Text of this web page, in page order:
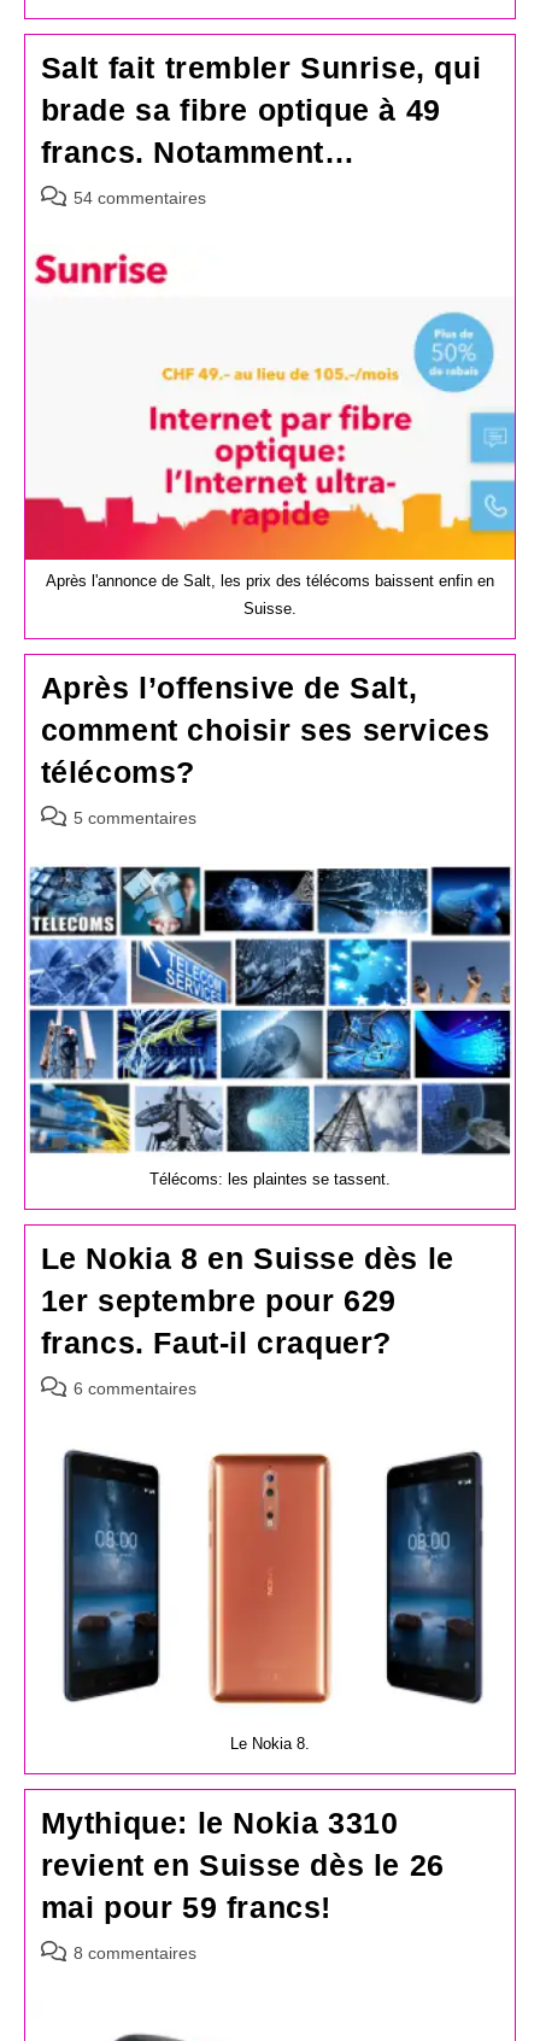
Salt fait trembler Sunrise, qui
brade sa fibre optique à 49
francs. Notamment…
Commentaires
publication :
54 commentaires
Après l'annonce de Salt, les prix des télécoms baissent enfin en
Suisse.
Après l’offensive de Salt,
comment choisir ses services
télécoms?
Commentaires
la
publication :
5 commentaires
Télécoms: les plaintes se tassent.
Le Nokia 8 en Suisse dès le
1er septembre pour 629
francs. Faut-il craquer?
Commentaires
publication :
6 commentaires
Le Nokia 8.
Mythique: le Nokia 3310
revient en Suisse dès le 26
mai pour 59 francs!
Commentaires
8 commentaires